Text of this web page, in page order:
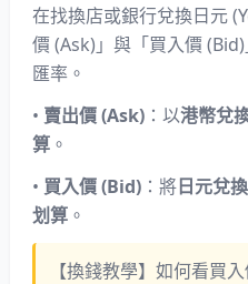
在找換店或銀行兌換日元
價 (Ask)」與「買入價
匯率。
• 賣出價 (Ask) ：以港幣兌
算 。
• 買入價 (Bid) ：將日元兌
划算 。
【換錢教學】如何看買